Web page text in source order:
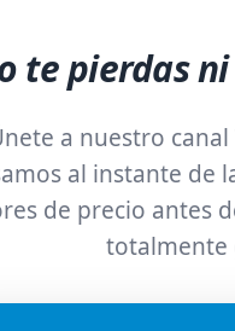
te pierdas
a nuestro canal
al instante de
de precio antes
totalmente